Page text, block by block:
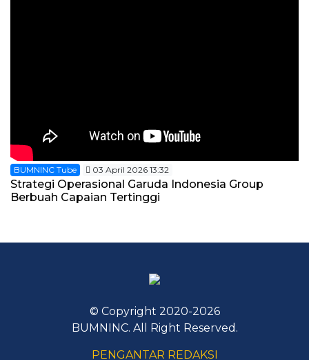
BUMNINC Tube 03 April 2026 13:32
Strategi Operasional Garuda Indonesia Group
Berbuah Capaian Tertinggi
© Copyright 2020-2026
BUMNINC. All Right Reserved.
PENGANTAR REDAKSI